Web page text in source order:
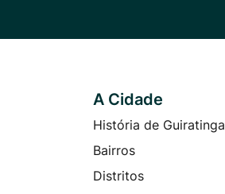
Seção do Rodapé e Contato
A Cidade
História de Guiratinga
Bairros
Distritos